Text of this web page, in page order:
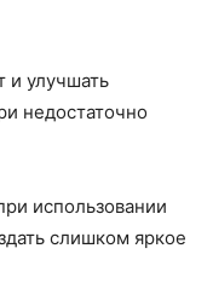
и улучшать
недостаточно
использовании
слишком яркое